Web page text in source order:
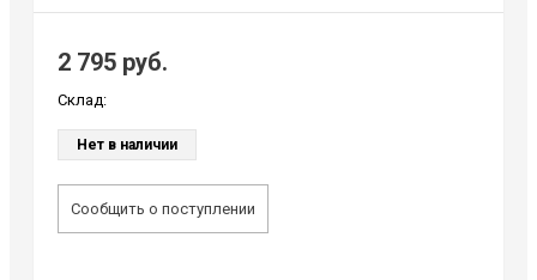
2 795 руб.
Склад:
Нет в наличии
Сообщить о поступлении